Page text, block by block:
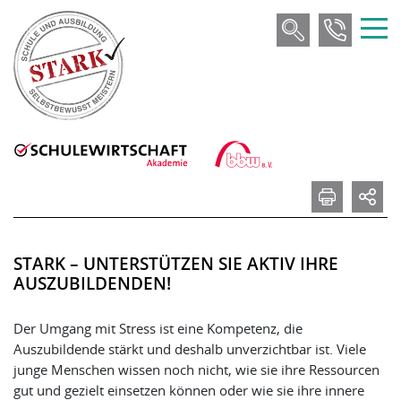
STARK – UNTERSTÜTZEN SIE AKTIV IHRE
AUSZUBILDENDEN!
Der Umgang mit Stress ist eine Kompetenz, die
Auszubildende stärkt und deshalb unverzichtbar ist. Viele
junge Menschen wissen noch nicht, wie sie ihre Ressourcen
gut und gezielt einsetzen können oder wie sie ihre innere